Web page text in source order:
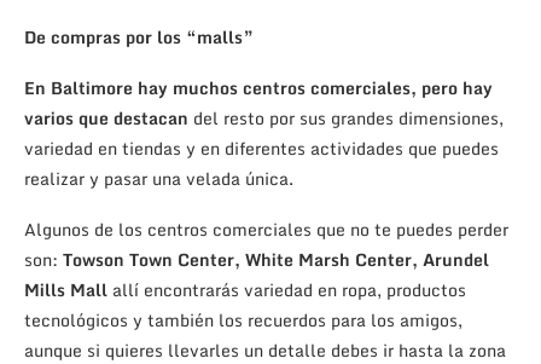
De compras por los “malls”
En Baltimore hay muchos centros comerciales, pero hay
varios que destacan del resto por sus grandes dimensiones,
variedad en tiendas y en diferentes actividades que puedes
realizar y pasar una velada única.
Algunos de los centros comerciales que no te puedes perder
son: Towson Town Center, White Marsh Center, Arundel
Mills Mall allí encontrarás variedad en ropa, productos
tecnológicos y también los recuerdos para los amigos,
aunque si quieres llevarles un detalle debes ir hasta la zona